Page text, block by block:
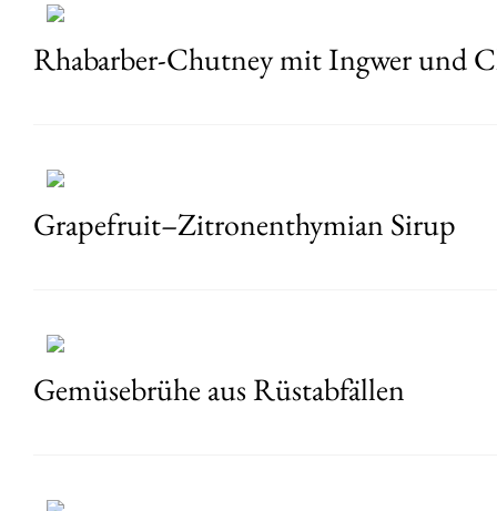
Rhabarber-Chutney mit Ingwer und
Grapefruit–Zitronenthymian Sirup
Gemüsebrühe aus Rüstabfällen